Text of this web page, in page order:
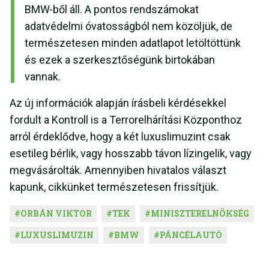
BMW-ből áll. A pontos rendszámokat
adatvédelmi óvatosságból nem közöljük, de
természetesen minden adatlapot letöltöttünk
és ezek a szerkesztőségünk birtokában
vannak.
Az új információk alapján írásbeli kérdésekkel
fordult a Kontroll is a Terrorelhárítási Központhoz
arról érdeklődve, hogy a két luxuslimuzint csak
esetileg bérlik, vagy hosszabb távon lízingelik, vagy
megvásárolták. Amennyiben hivatalos választ
kapunk, cikkünket természetesen frissítjük.
#ORBÁN VIKTOR #TEK #MINISZTERELNÖKSÉG
#LUXUSLIMUZIN #BMW #PÁNCÉLAUTÓ